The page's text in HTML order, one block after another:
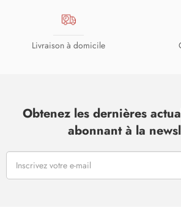
Livraison à domicile
Obtenez les dernières
abonnant à la